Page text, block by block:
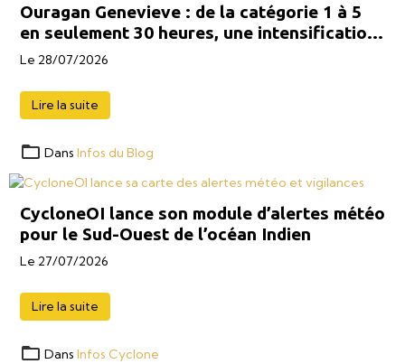
Ouragan Genevieve : de la catégorie 1 à 5
en seulement 30 heures, une intensification
explosive
Le 28/07/2026
Lire la suite
Dans Infos du Blog
CycloneOI lance son module d’alertes météo
pour le Sud-Ouest de l’océan Indien
Le 27/07/2026
Lire la suite
Dans Infos Cyclone